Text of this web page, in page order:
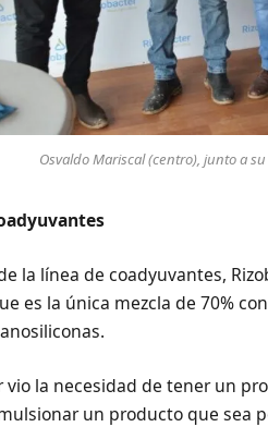
Osvaldo Mariscal (centro), junto a
la línea de coadyuvantes,
es la única mezcla de 70%
vio la necesidad de tener un
un producto que sea